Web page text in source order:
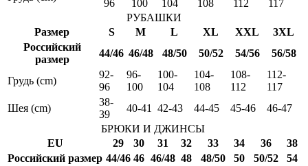
96
100
104
108
112
117
РУБАШКИ
Размер
S M L XL XXL
3XL
Российский
размер
44/46 46/48 48/50 50/52 54/56 56/58
Грудь (cm)
92-
96
96-
100
100-
104
104-
108
108-
112
112-
117
Шея (cm)
38-
39
40-41 42-43 44-45 45-46
46-47
БРЮКИ И ДЖИНСЫ
EU
29 30 31 32 33 34 36
38
Российский размер 44/46 46 46/48 48 48/50 50 50/52
54